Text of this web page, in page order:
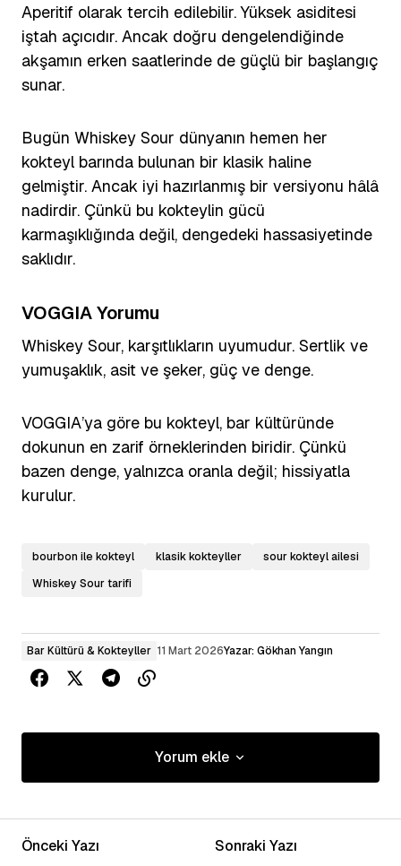
Aperitif olarak tercih edilebilir. Yüksek asiditesi
iştah açıcıdır. Ancak doğru dengelendiğinde
akşamın erken saatlerinde de güçlü bir başlangıç
sunar.
Bugün Whiskey Sour dünyanın hemen her
kokteyl barında bulunan bir klasik haline
gelmiştir. Ancak iyi hazırlanmış bir versiyonu hâlâ
nadirdir. Çünkü bu kokteylin gücü
karmaşıklığında değil, dengedeki hassasiyetinde
saklıdır.
VOGGIA Yorumu
Whiskey Sour, karşıtlıkların uyumudur. Sertlik ve
yumuşaklık, asit ve şeker, güç ve denge.
VOGGIA’ya göre bu kokteyl, bar kültüründe
dokunun en zarif örneklerinden biridir. Çünkü
bazen denge, yalnızca oranla değil; hissiyatla
kurulur.
bourbon ile kokteyl klasik kokteyller
sour kokteyl ailesi
Whiskey Sour tarifi
Bar Kültürü & Kokteyller 11 Mart 2026Yazar: Gökhan Yangın
Yorum ekle
Yorum ekle
Önceki Yazı
Sonraki Yazı